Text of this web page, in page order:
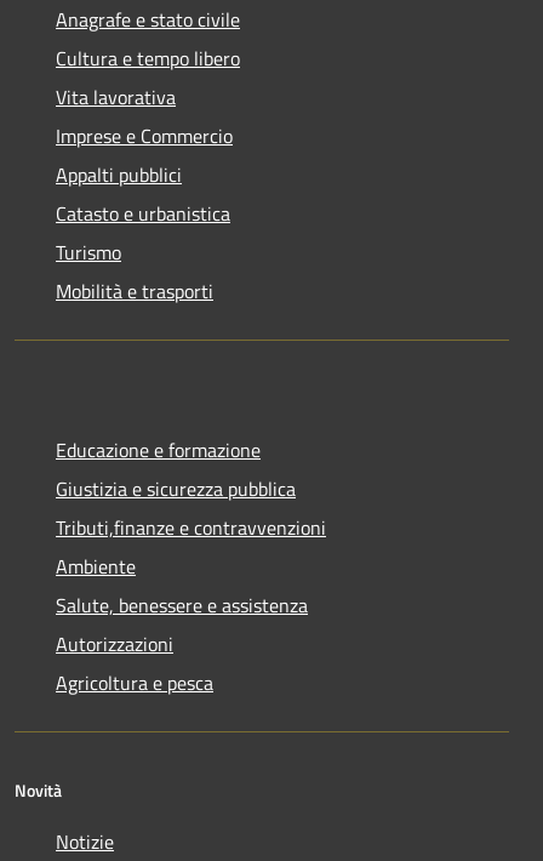
Anagrafe e stato civile
Cultura e tempo libero
Vita lavorativa
Imprese e Commercio
Appalti pubblici
Catasto e urbanistica
Turismo
Mobilità e trasporti
Educazione e formazione
Giustizia e sicurezza pubblica
Tributi,finanze e contravvenzioni
Ambiente
Salute, benessere e assistenza
Autorizzazioni
Agricoltura e pesca
Novità
Notizie